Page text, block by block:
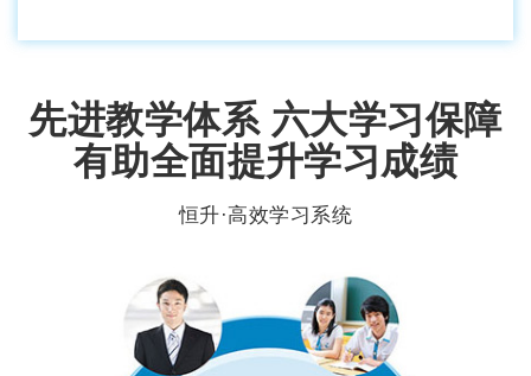
先进教学体系 六大学习保障
有助全面提升学习成绩
恒升·高效学习系统